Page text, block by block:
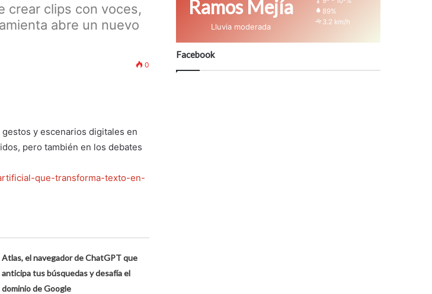
crear clips con voces,
abre un nuevo
0
y escenarios digitales en
pero también en los debates
que-transforma-texto-en-
Atlas, el navegador de ChatGPT que
anticipa tus búsquedas y desafía el
dominio de Google
Ramos Mejía
Lluvia moderada
89%
3.2 km/h
Facebook